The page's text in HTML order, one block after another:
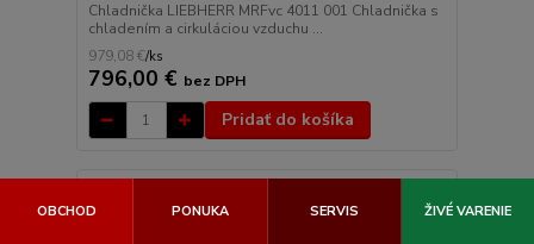
Chladnička LIEBHERR MRFvc 4011 001 Chladnička s
chladením a cirkuláciou vzduchu ...
979,08 €/ks
796,00 € bez DPH
Pridať do košíka
Novinka
OBCHOD PONUKA SERVIS ŽIVÉ VARENIE